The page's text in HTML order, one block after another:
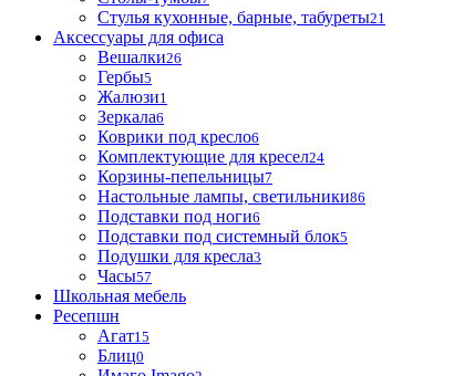
Стулья кухонные, барные, табуреты21
Аксессуары для офиса
Вешалки26
Гербы5
Жалюзи1
Зеркала6
Коврики под кресло6
Комплектующие для кресел24
Корзины-пепельницы7
Настольные лампы, светильники86
Подставки под ноги6
Подставки под системный блок5
Подушки для кресла3
Часы57
Школьная мебель
Ресепшн
Агат15
Блиц0